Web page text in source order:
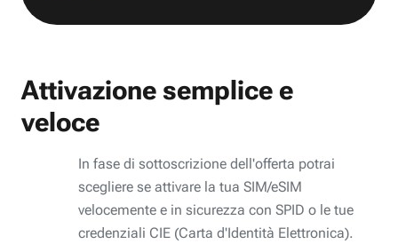
Attivazione semplice e
veloce
In fase di sottoscrizione dell'offerta potrai
scegliere se attivare la tua SIM/eSIM
velocemente e in sicurezza con SPID o le tue
credenziali CIE (Carta d'Identità Elettronica).